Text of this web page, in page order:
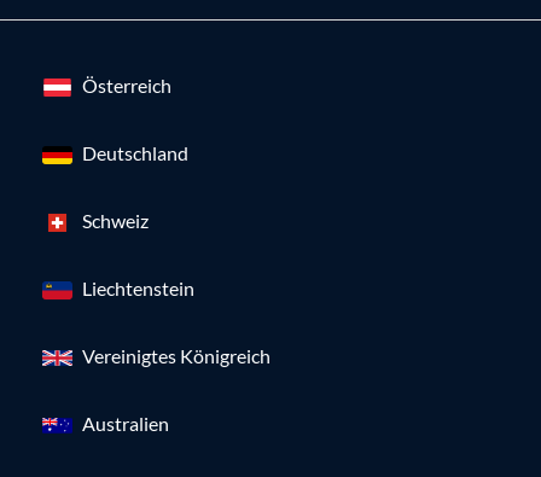
Österreich
Deutschland
Schweiz
Liechtenstein
Vereinigtes Königreich
Australien